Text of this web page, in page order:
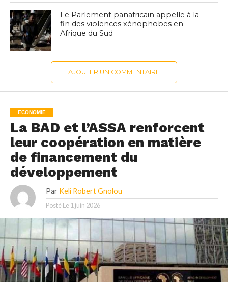
Le Parlement panafricain appelle à la
fin des violences xénophobes en
Afrique du Sud
AJOUTER UN COMMENTAIRE
ECONOMIE
La BAD et l’ASSA renforcent
leur coopération en matière
de financement du
développement
Par Keli Robert Gnolou
Posté Le 1 juin 2026